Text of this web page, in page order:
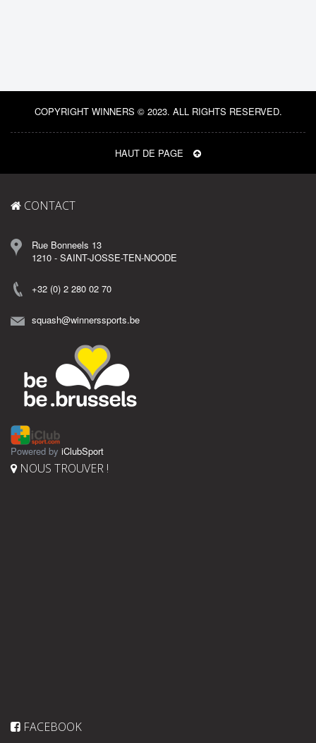
COPYRIGHT WINNERS © 2023. ALL RIGHTS RESERVED.
HAUT DE PAGE
CONTACT
Rue Bonneels 13
1210 - SAINT-JOSSE-TEN-NOODE
+32 (0) 2 280 02 70
squash@winnerssports.be
Powered by iClubSport
NOUS TROUVER !
FACEBOOK